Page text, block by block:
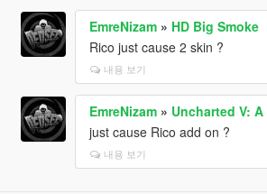
EmreNizam» HD Big Smoke
Rico just cause 2 skin ?
내용 보기
EmreNizam» Uncharted V:
just cause Rico add on ?
내용 보기